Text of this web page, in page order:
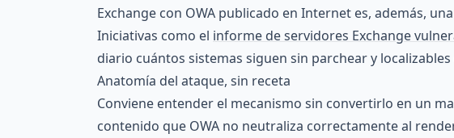
Exchange con OWA publicado en Internet es, además,
Iniciativas como el informe de servidores Exchange
diario cuántos sistemas siguen sin parchear y
Anatomía del ataque, sin receta
Conviene entender el mecanismo sin convertirlo en un
contenido que OWA no neutraliza correctamente al